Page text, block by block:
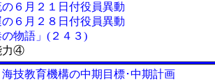
の６月２１日付役員異動
の６月２８日付役員異動
の物語」(２４３)
力④
海技教育機構の中期目標･中期計画